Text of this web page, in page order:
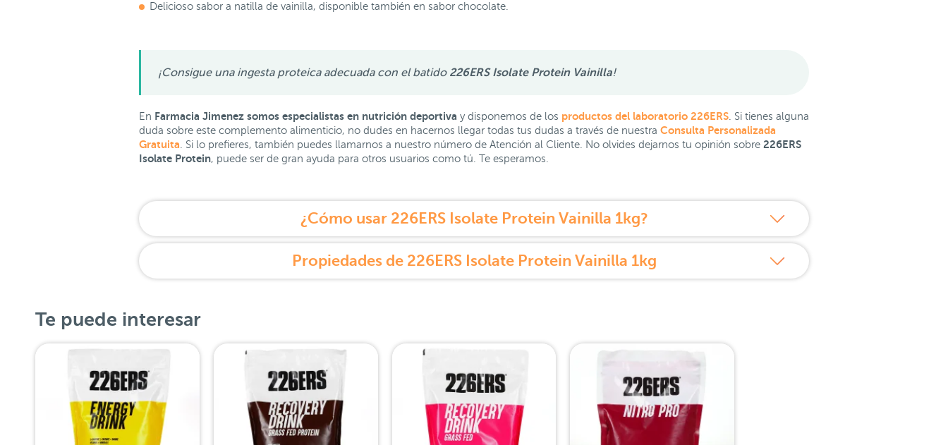
Delicioso sabor a natilla de vainilla, disponible también en sabor chocolate.
¡Consigue una ingesta proteica adecuada con el batido226ERS Isolate Protein Vainilla!
En Farmacia Jimenez somos especialistas en nutrición deportiva y disponemos de los productos del laboratorio 226ERS . Si tienes alguna
duda sobre este complemento alimenticio, no dudes en hacernos llegar todas tus dudas a través de nuestra Consulta Personalizada
Gratuita . Si lo prefieres, también puedes llamarnos a nuestro número de Atención al Cliente. No olvides dejarnos tu opinión sobre 226ERS
Isolate Protein, puede ser de gran ayuda para otros usuarios como tú. Te esperamos.
¿Cómo usar 226ERS Isolate Protein Vainilla 1kg?
Propiedades de 226ERS Isolate Protein Vainilla 1kg
Te puede interesar